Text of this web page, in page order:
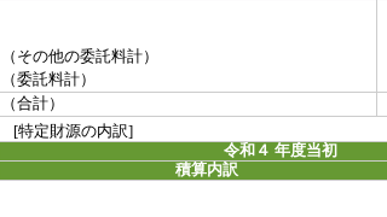
（その他の委託料計）
（委託料計）
（合計）
[特定財源の内訳]
令和４ 年度当初
積算内訳